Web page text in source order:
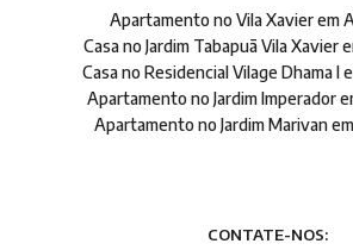
Apartamento no Vila Xavier em
Casa no Jardim Tabapuã Vila Xavier
Casa no Residencial Vilage Dhama I
Apartamento no Jardim Imperador
Apartamento no Jardim Marivan
CONTATE-NOS: